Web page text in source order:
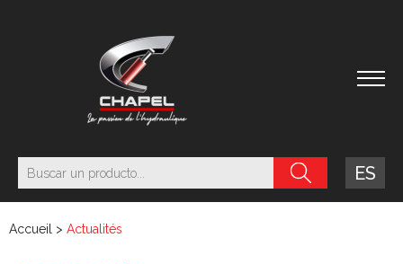
ES
Accueil > Actualités